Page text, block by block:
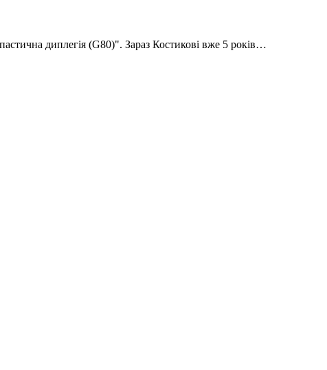
диплегія (G80)". Зараз Костикові вже 5 років…